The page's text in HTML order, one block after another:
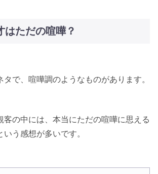
はただの喧嘩？
タで、喧嘩調のようなものがあります。
客の中には、本当にただの喧嘩に思える
う感想が多いです。